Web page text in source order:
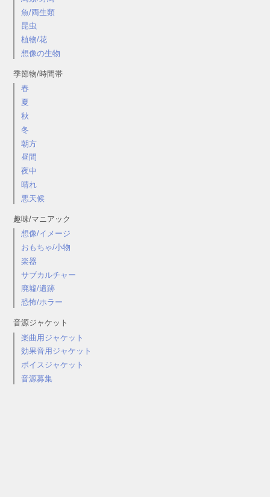
魚/両生類
昆虫
植物/花
想像の生物
季節物/時間帯
春
夏
秋
冬
朝方
昼間
夜中
晴れ
悪天候
趣味/マニアック
想像/イメージ
おもちゃ/小物
楽器
サブカルチャー
廃墟/遺跡
恐怖/ホラー
音源ジャケット
楽曲用ジャケット
効果音用ジャケット
ボイスジャケット
音源募集